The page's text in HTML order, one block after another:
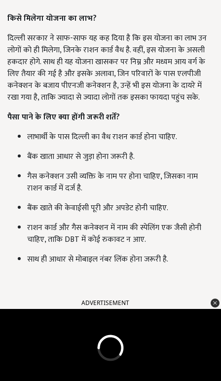
किसे मिलेगा योजना का लाभ?
दिल्ली सरकार ने साफ-साफ यह कह दिया है कि इस योजना का लाभ उन
लोगों को ही मिलेगा, जिनके राशन कार्ड वैध है. वहीं, इस योजना के असली
हकदार होगे. साथ ही यह योजना खासकर पर निम्न और मध्यम आय वर्ग के
लिए तैयार की गई है और इसके अलावा, जिन परिवारों के पास एलपीजी
कनेक्शन के बजाय पीएनजी कनेक्शन है, उन्हें भी इस योजना के दायरे में
रखा गया है, ताकि ज्यादा से ज्यादा लोगों तक इसका फायदा पहुंच सके.
पैसा पाने के लिए क्या होंगी जरूरी शर्तें?
लाभार्थी के पास दिल्ली का वैध राशन कार्ड होना चाहिए.
बैंक खाता आधार से जुड़ा होना जरूरी है.
गैस कनेक्शन उसी व्यक्ति के नाम पर होना चाहिए, जिसका नाम
राशन कार्ड में दर्ज है.
बैंक खाते की केवाईसी पूरी और अपडेट होनी चाहिए.
राशन कार्ड और गैस कनेक्शन में नाम की स्पेलिंग एक जैसी होनी
चाहिए, ताकि DBT में कोई रुकावट न आए.
साथ ही आधार से मोबाइल नंबर लिंक होना जरूरी है.
ADVERTISEMENT